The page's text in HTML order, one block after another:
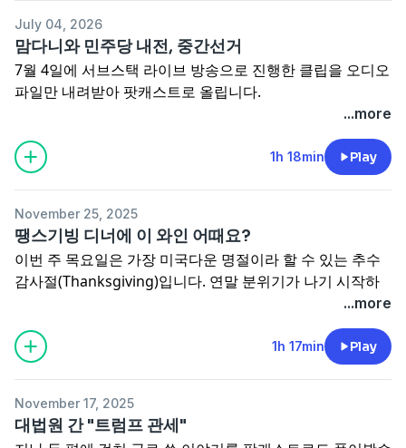
점검해 봤습니다.
July 04, 2026
맘다니와 민주당 내전, 중간선거
7월 4일에 서브스택 라이브 방송으로 진행한 클립을 오디오
파일만 내려받아 팟캐스트로 올립니다.
이번주부터 제가 "손석희의 12시"에 게스트로 출연해 미국
정치에 관한 이야기를 전해드리게 됐는데요, 앞으로 종종 라
디오에서 못 다한 이야기나 뉴스레터로 보내드린 내용에 대
한 코멘트 등으로 유혜영 교수와 함께 라이브 방송 진행하도
...more
1h 18min Play
November 25, 2025
땡스기빙 디너에 이 와인 어때요?
이번 주 목요일은 가장 미국다운 명절이라 할 수 있는 추수
감사절(Thanksgiving)입니다. 연말 분위기가 나기 시작하
면서 친지, 친구들과 함께 파티도 잦아지는 시기인데요, 오
늘은 뉴욕타임스에 와인 비평을 쓰는 에릭 아시모프가 쓴 글
"땡스기빙에 어울리는 와인 20선"
을 다시 추린 아메리카노
의 와인 추천 에피소드입니다.
과 교수 대신 "아마추어지만 전문가 뺨치는(!) 우리집 소믈
리에"로 분한 유혜영 선생님과 함께하는 와인 이야기, 많이
...more
1h 17min Play
November 17, 2025
대법원 간 "트럼프 관세"